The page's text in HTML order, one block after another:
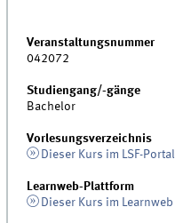
Veranstaltungsnummer
042072
Studiengang/-gänge
Bachelor
Vorlesungsverzeichnis
Dieser Kurs im LSF-Portal
Learnweb-Plattform
Dieser Kurs im Learnweb